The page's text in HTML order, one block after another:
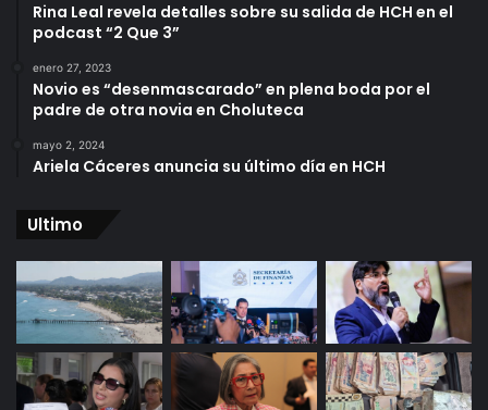
Rina Leal revela detalles sobre su salida de HCH en el
podcast “2 Que 3”
enero 27, 2023
Novio es “desenmascarado” en plena boda por el
padre de otra novia en Choluteca
mayo 2, 2024
Ariela Cáceres anuncia su último día en HCH
Ultimo